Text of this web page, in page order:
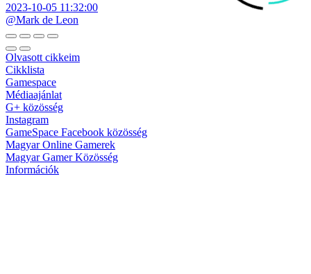
2023-10-05 11:32:00
@Mark de Leon
Olvasott cikkeim
Cikklista
Gamespace
Médiaajánlat
G+ közösség
Instagram
GameSpace Facebook közösség
Magyar Online Gamerek
Magyar Gamer Közösség
Információk